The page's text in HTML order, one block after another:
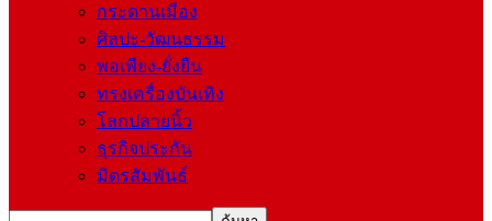
กระดานเมือง
ศิลปะ-วัฒนธรรม
พอเพียง-ยั่งยืน
ทรงเครื่องบันเทิง
โลกปลายนิ้ว
ธุรกิจประกัน
มิตรสัมพันธ์